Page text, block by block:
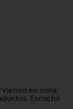
en zona
Escuchá